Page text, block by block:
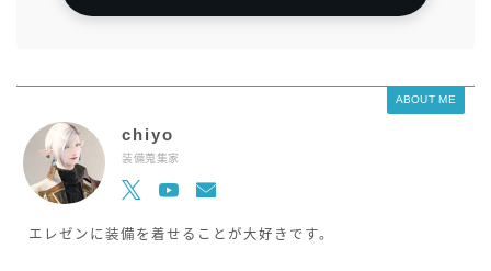
ABOUT ME
chiyo
装備蒐集家
エレゼンに装備を着せることが大好きです。